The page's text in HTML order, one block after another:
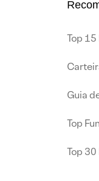
Top
Guia
Top
Top